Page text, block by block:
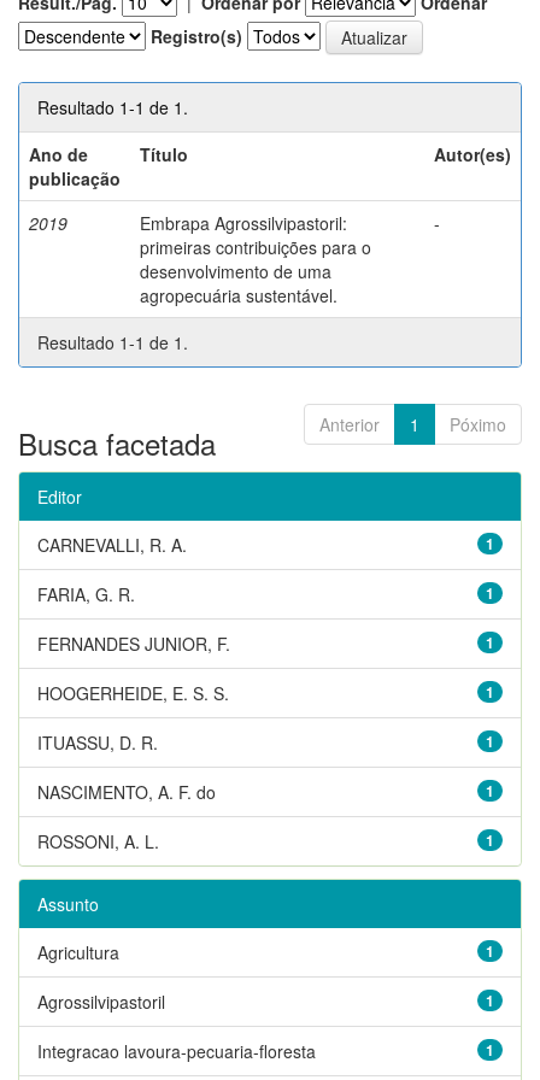
Registro(s)
Resultado 1-1 de 1.
Ano de
publicação
Título Autor(es)
2019
Embrapa Agrossilvipastoril:
primeiras contribuições para o
desenvolvimento de uma
agropecuária sustentável.
-
Resultado 1-1 de 1.
Anterior 1 Póximo
Busca facetada
Editor
1
CARNEVALLI, R. A.
1
FARIA, G. R.
1
FERNANDES JUNIOR, F.
1
HOOGERHEIDE, E. S. S.
1
ITUASSU, D. R.
1
NASCIMENTO, A. F. do
1
ROSSONI, A. L.
Assunto
1
Agricultura
1
Agrossilvipastoril
1
Integracao lavoura-pecuaria-floresta